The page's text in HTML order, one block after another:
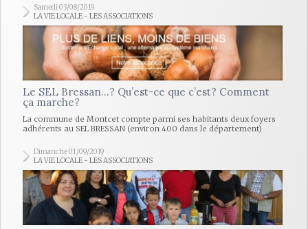
Samedi 03/08/2019
LA VIE LOCALE - LES ASSOCIATIONS
Le SEL Bressan…? Qu’est-ce que c’est? Comment
ça marche?
La commune de Montcet compte parmi ses habitants deux foyers
adhérents au SEL BRESSAN (environ 400 dans le département)
Dimanche 01/09/2019
LA VIE LOCALE - LES ASSOCIATIONS